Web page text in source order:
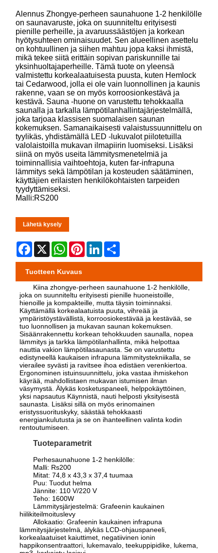
Alennus Zhongye-perheen saunahuone 1-2 henkilölle
on saunavaruste, joka on suunniteltu erityisesti
pienille perheille, ja avaruussäästöjen ja korkean
hyötysuhteen ominaisuudet. Sen alueellinen asettelu
on kohtuullinen ja siihen mahtuu jopa kaksi ihmistä,
mikä tekee siitä erittäin sopivan pariskunnille tai
yksinhuoltajaperheille. Tämä tuote on yleensä
valmistettu korkealaatuisesta puusta, kuten Hemlock
tai Cedarwood, jolla ei ole vain luonnollinen ja kaunis
rakenne, vaan se on myös korroosionkestävä ja
kestävä. Sauna -huone on varustettu tehokkaalla
saunalla ja tarkalla lämpötilanhallintajärjestelmällä,
joka tarjoaa klassisen suomalaisen saunan
kokemuksen. Samanaikaisesti valaistussuunnittelu on
tyylikäs, yhdistämällä LED -lukuvalot piilotetuilla
valolaistoilla mukavan ilmapiirin luomiseksi. Lisäksi
siinä on myös useita lämmitysmenetelmiä ja
toiminnallisia vaihtoehtoja, kuten far-infrapuna
lämmitys sekä lämpötilan ja kosteuden säätäminen,
käyttäjien erilaisten henkilökohtaisten tarpeiden
tyydyttämiseksi.
Malli:RS200
Lähetä kysely
Facebook
X WhatsApp
PinterestLinkedIn
Tuotteen Kuvaus
Kiina zhongye-perheen saunahuone 1-2 henkilölle,
joka on suunniteltu erityisesti pienille huoneistoille,
hienoille ja kompakteille, mutta täysin toiminnaksi.
Käyttämällä korkealaatuista puuta, vihreää ja
ympäristöystävällistä, korroosiokestävää ja kestävää, se
tuo luonnollisen ja mukavan saunan kokemuksen.
Sisäänrakennettu korkean tehokkuuden saunalla, nopea
lämmitys ja tarkka lämpötilanhallinta, mikä helpottaa
nauttia vakion lämpötilasaunasta. Se on varustettu
edistyneellä kaukaisen infrapuna lämmitystekniikalla, se
vierailee syvästi ja ravitsee ihoa edistäen verenkiertoa.
Ergonominen istuinsuunnittelu, joka vastaa ihmiskehon
käyrää, mahdollistaen mukavan istumisen ilman
väsymystä. Älykäs kosketuspaneeli, helppokäyttöinen,
yksi napsautus Käynnistä, nauti helposti yksityisestä
saunasta. Lisäksi sillä on myös erinomainen
eristyssuorituskyky, säästää tehokkaasti
energiankulutusta ja se on ihanteellinen valinta kodin
rentoutumiseen.
Tuoteparametrit
Perhesaunahuone 1-2 henkilölle:
Malli: Rs200
Mitat: 74,8 x 43,3 x 37,4 tuumaa
Puu: Tuodut helma
Jännite: 110 V/220 V
Teho: 1600W
Lämmitysjärjestelmä: Grafeenin kaukainen
hiilikiteilmoituslevy
Allokaatio: Grafeenin kaukainen infrapuna
lämmitysjärjestelmä, älykäs LCD-ohjauspaneeli,
korkealaatuiset kaiuttimet, negatiivinen ionin
happikonsentraattori, lukemavalo, teekuppipidike, lukema,